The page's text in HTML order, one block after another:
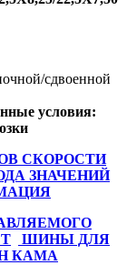
сдвоенной
условия:
СКОРОСТИ
ЗНАЧЕНИЙ
ШИНЫ ДЛЯ
КАМА